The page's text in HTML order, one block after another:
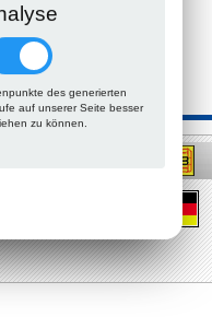
des generierten
auf unserer Seite besser
zu können.